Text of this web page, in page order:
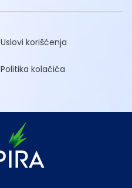
Uslovi korišćenja
Politika kolačića